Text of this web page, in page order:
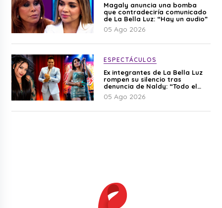
Magaly anuncia una bomba
que contradeciría comunicado
de La Bella Luz: “Hay un audio”
05 Ago 2026
ESPECTÁCULOS
Ex integrantes de La Bella Luz
rompen su silencio tras
denuncia de Naldy: “Todo el
mundo lo sabía”
05 Ago 2026